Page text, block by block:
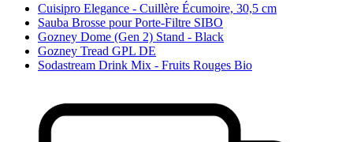
Cuisipro Elegance - Cuillère Écumoire, 30,5 cm
Sauba Brosse pour Porte-Filtre SIBO
Gozney Dome (Gen 2) Stand - Black
Gozney Tread GPL DE
Sodastream Drink Mix - Fruits Rouges Bio